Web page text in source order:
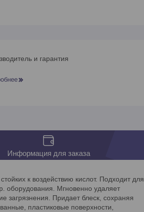
и гарантия
Информация для заказа
к воздействию кислот. Подходит для
оборудования. Мгновенно удаляет
загрязнения. Придает блеск, сохраняя
пластиковые поверхности,